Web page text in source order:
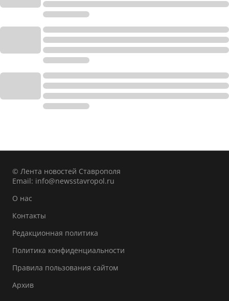
© Лента новостей Ставрополя
Email: info@newsstavropol.ru
О нас
Контакты
Редакционная политика
Политика конфиденциальности
Правила пользования сайтом
Архив